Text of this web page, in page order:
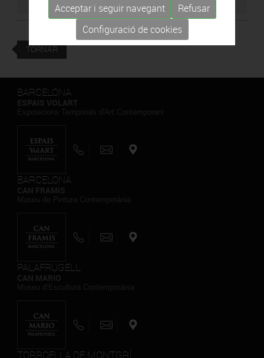
TORNAR
BARCELONA
BARCELONA
PALAFRUGELL
TORROELLA DE MONTGRÍ
Acceptar i seguir navegant
Refusar
Configuració de cookies